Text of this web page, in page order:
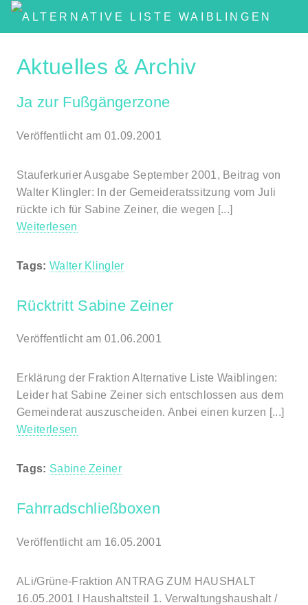
Aktuelles & Archiv
Ja zur Fußgängerzone
Veröffentlicht am 01.09.2001
Stauferkurier Ausgabe September 2001, Beitrag von
Walter Klingler: In der Gemeideratssitzung vom Juli
rückte ich für Sabine Zeiner, die wegen [...]
Weiterlesen
Tags: Walter Klingler
Rücktritt Sabine Zeiner
Veröffentlicht am 01.06.2001
Erklärung der Fraktion Alternative Liste Waiblingen:
Leider hat Sabine Zeiner sich entschlossen aus dem
Gemeinderat auszuscheiden. Anbei einen kurzen [...]
Weiterlesen
Tags: Sabine Zeiner
Fahrradschließboxen
Veröffentlicht am 16.05.2001
ALi/Grüne-Fraktion ANTRAG ZUM HAUSHALT
16.05.2001 I Haushaltsteil 1. Verwaltungshaushalt /